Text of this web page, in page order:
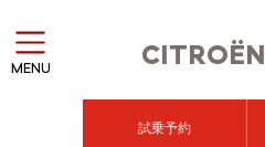
CITROËN
MENU
試乗予約